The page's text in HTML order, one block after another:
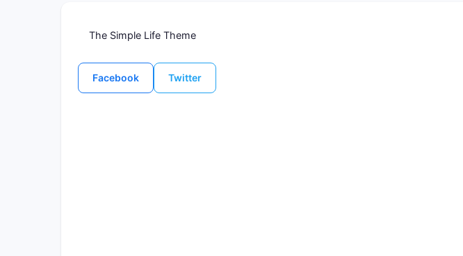
The Simple Life Theme
Facebook Twitter